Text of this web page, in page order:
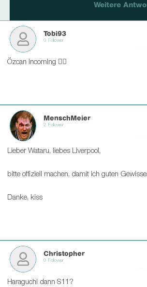
Weitere
Tobi93
0 Follower
Özcan incoming ✌🏼
MenschMeier
2 Follower
Lieber Wataru, liebes Liverpool,
bitte offiziell machen, damit ich guten
Danke, kiss
Christopher
0 Follower
Haraguchi dann S11?